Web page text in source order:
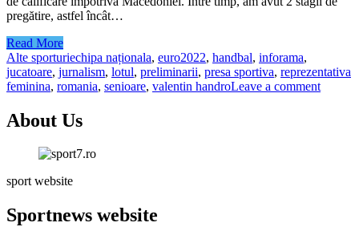
pregătire, astfel încât…
Read More
Alte sporturiechipa naționala, euro2022, handbal, inforama,
jucatoare, jurnalism, lotul, preliminarii, presa sportiva, reprezentativa
feminina, romania, senioare, valentin handroLeave a comment
About Us
sport website
Sportnews website